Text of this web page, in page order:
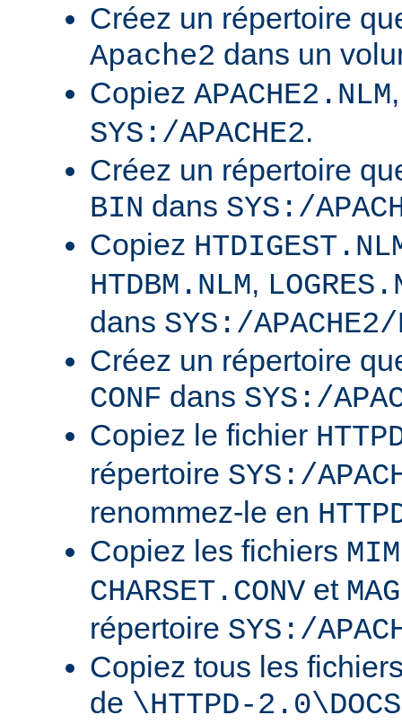
Créez un répertoire
Apache2 dans un
Copiez APACHE2.NLM
SYS:/APACHE2.
Créez un répertoire
BIN dans SYS:/
Copiez
HTDBM.NLM,
dans SYS:/
Créez un répertoire
CONF dans SYS:/
Copiez le fichier
répertoire SYS:/
renommez-le en
Copiez les fichiers
CHARSET.CONV et
répertoire SYS:/
Copiez tous les
de \HTTPD-